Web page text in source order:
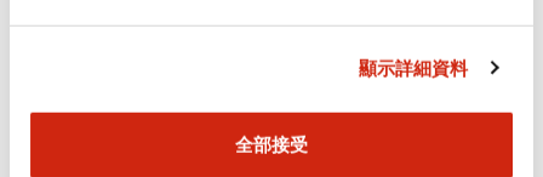
顯示詳細資料
全部接受